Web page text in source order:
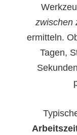
zwischen
ermitteln.
Tagen,